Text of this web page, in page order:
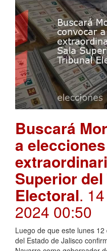
Buscará
a elecciones
Superior
Electoral.
2024 00:50
Luego de que este lunes
del Estado de Jalisco